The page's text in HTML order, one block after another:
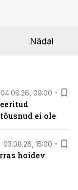
Nädal
04.08.26, 09:00
ei ole
03.08.26, 15:00
hoidev